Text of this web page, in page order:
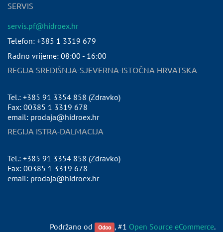
SERVIS
servis.pf@hidroex.hr
Telefon: +385 1 3319 679
Radno vrijeme: 08:00 - 16:00
REGIJA SREDIŠNJA-SJEVERNA-ISTOČNA HRVATSKA
Tel.: +385 91 3354 858 (Zdravko)
Fax: 00385 1 3319 678
email: prodaja@hidroex.hr
REGIJA ISTRA-DALMACIJA
Tel.: +385 91 3354 858 (Zdravko)
Fax: 00385 1 3319 678
email: prodaja@hidroex.hr
Podržano od Odoo , #1 Open Source eCommerce.